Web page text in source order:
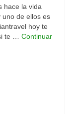
hace la vida
uno de ellos es
hoy te
te … Continuar